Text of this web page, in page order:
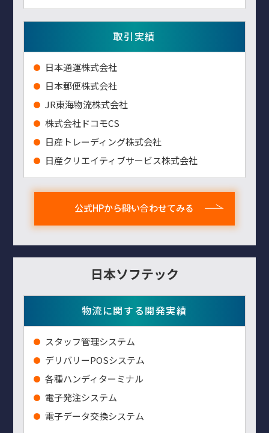
取引実績
⽇本通運株式会社
⽇本郵便株式会社
JR東海物流株式会社
株式会社ドコモCS
日産トレーディング株式会社
日産クリエイティブサービス株式会社
公式HPから問い合わせてみる
日本ソフテック
物流に関する開発実績
スタッフ管理システム
デリバリーPOSシステム
各種ハンディターミナル
電子発注システム
電子データ交換システム